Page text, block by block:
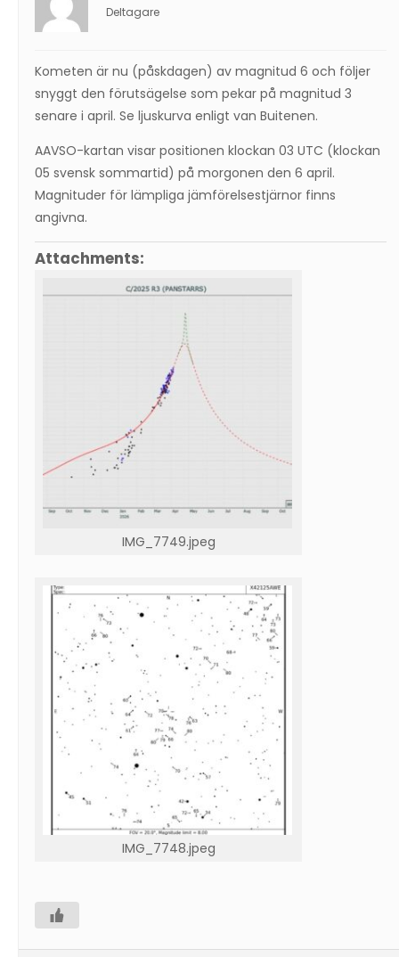
Deltagare
Kometen är nu (påskdagen) av magnitud 6 och följer
snyggt den förutsägelse som pekar på magnitud 3
senare i april. Se ljuskurva enligt van Buitenen.
AAVSO-kartan visar positionen klockan 03 UTC (klockan
05 svensk sommartid) på morgonen den 6 april.
Magnituder för lämpliga jämförelsestjärnor finns
angivna.
Attachments:
IMG_7749.jpeg
IMG_7748.jpeg